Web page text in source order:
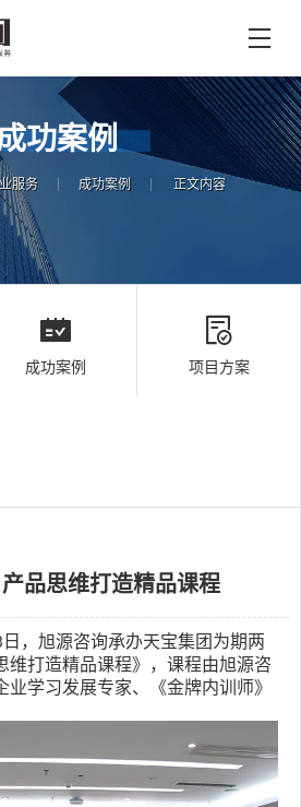
功案例
服务 成功案例 正文内容
成功案例 项目方案
品思维打造精品课程
，旭源咨询承办天宝集团为期两
维打造精品课程》，课程由旭源咨
学习发展专家、《金牌内训师》